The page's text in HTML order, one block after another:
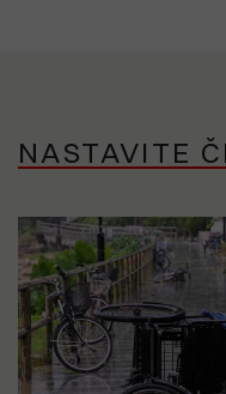
NASTAVITE